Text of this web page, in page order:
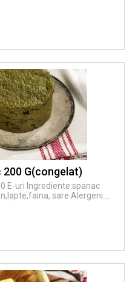
200 G(congelat)
0 E-uri Ingrediente:spanac
sare Alergeni:...